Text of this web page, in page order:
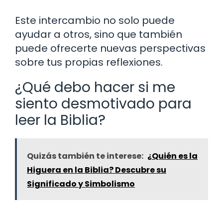
Este intercambio no solo puede
ayudar a otros, sino que también
puede ofrecerte nuevas perspectivas
sobre tus propias reflexiones.
¿Qué debo hacer si me
siento desmotivado para
leer la Biblia?
Quizás también te interese: ¿Quién es la
Higuera en la Biblia? Descubre su
Significado y Simbolismo